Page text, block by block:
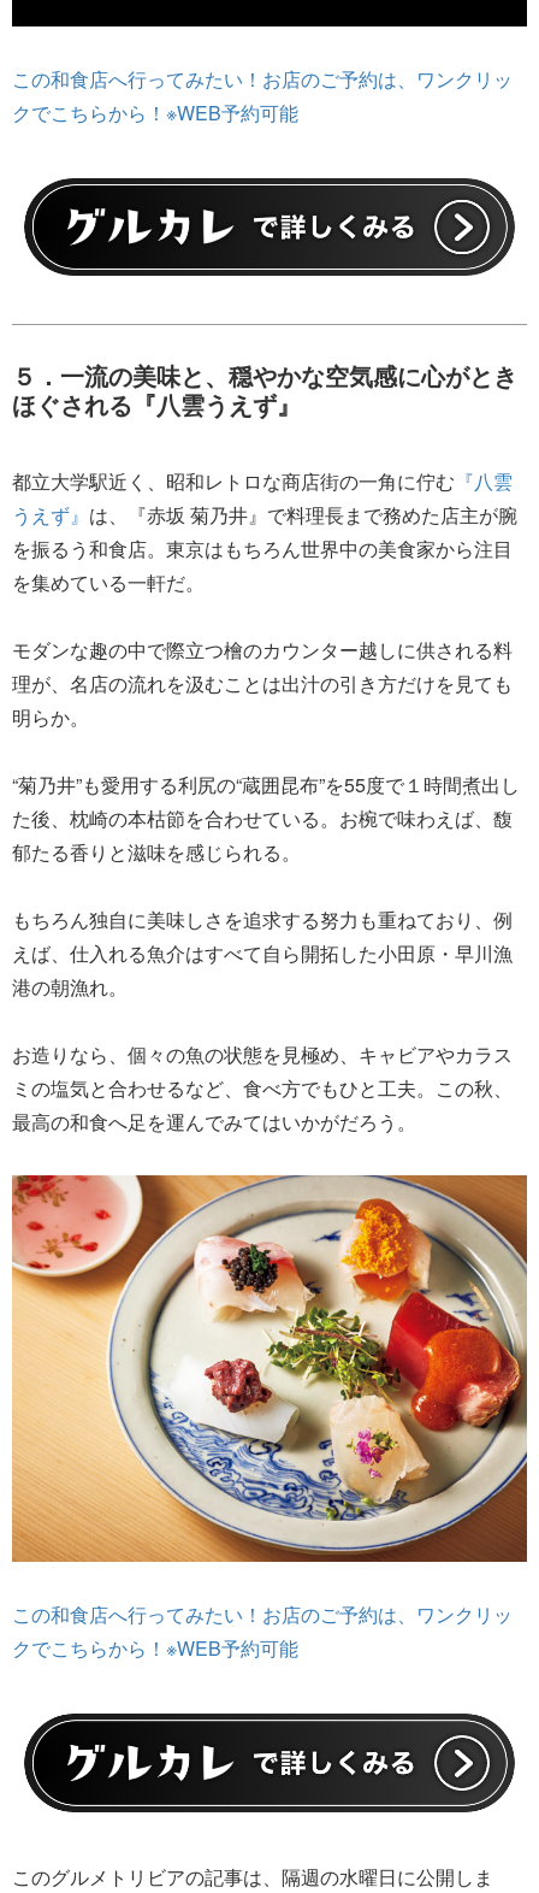
この和食店へ行ってみたい！お店のご予約は、ワンクリッ
クでこちらから！※WEB予約可能
５．一流の美味と、穏やかな空気感に心がとき
ほぐされる『八雲うえず』
都立大学駅近く、昭和レトロな商店街の一角に佇む 『八雲
うえず』 は、『赤坂 菊乃井』で料理長まで務めた店主が腕
を振るう和食店。東京はもちろん世界中の美食家から注目
を集めている一軒だ。
モダンな趣の中で際立つ檜のカウンター越しに供される料
理が、名店の流れを汲むことは出汁の引き方だけを見ても
明らか。
“菊乃井”も愛用する利尻の“蔵囲昆布”を55度で１時間煮出し
た後、枕崎の本枯節を合わせている。お椀で味わえば、馥
郁たる香りと滋味を感じられる。
もちろん独自に美味しさを追求する努力も重ねており、例
えば、仕入れる魚介はすべて自ら開拓した小田原・早川漁
港の朝漁れ。
お造りなら、個々の魚の状態を見極め、キャビアやカラス
ミの塩気と合わせるなど、食べ方でもひと工夫。この秋、
最高の和食へ足を運んでみてはいかがだろう。
この和食店へ行ってみたい！お店のご予約は、ワンクリッ
クでこちらから！※WEB予約可能
このグルメトリビアの記事は、隔週の水曜日に公開しま